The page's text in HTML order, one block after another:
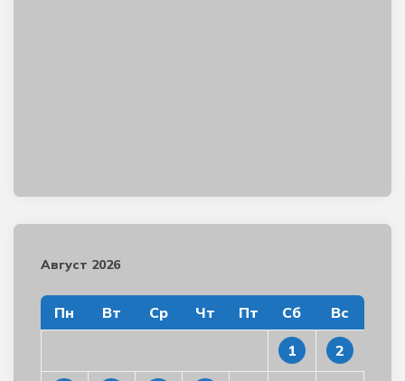
Август 2026
Пн Вт Ср Чт Пт Сб Вс
1 2